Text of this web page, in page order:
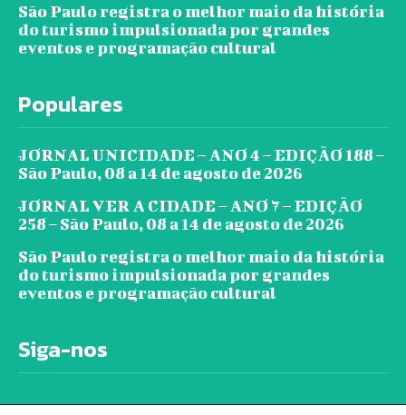
São Paulo registra o melhor maio da história
do turismo impulsionada por grandes
eventos e programação cultural
Populares
JORNAL UNICIDADE – ANO 4 – EDIÇÃO 188 –
São Paulo, 08 a 14 de agosto de 2026
JORNAL VER A CIDADE – ANO 7 – EDIÇÃO
258 – São Paulo, 08 a 14 de agosto de 2026
São Paulo registra o melhor maio da história
do turismo impulsionada por grandes
eventos e programação cultural
Siga-nos